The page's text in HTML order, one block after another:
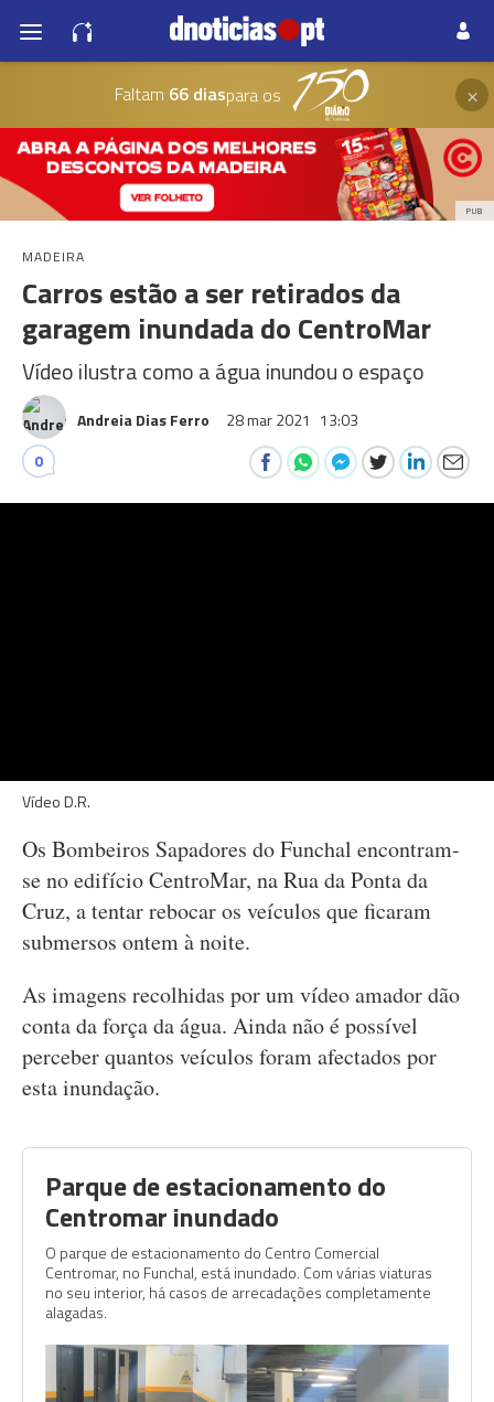
Faltam 66 diaspara os ×
PUB
MADEIRA
Carros estão a ser retirados da
garagem inundada do CentroMar
Vídeo ilustra como a água inundou o espaço
Andreia Dias Ferro 28 mar 2021 13:03
0
Vídeo D.R.
Os Bombeiros Sapadores do Funchal encontram-
se no edifício CentroMar, na Rua da Ponta da
Cruz, a tentar rebocar os veículos que ficaram
submersos ontem à noite.
As imagens recolhidas por um vídeo amador dão
conta da força da água. Ainda não é possível
perceber quantos veículos foram afectados por
esta inundação.
Parque de estacionamento do
Centromar inundado
O parque de estacionamento do Centro Comercial
Centromar, no Funchal, está inundado. Com várias viaturas
no seu interior, há casos de arrecadações completamente
alagadas.